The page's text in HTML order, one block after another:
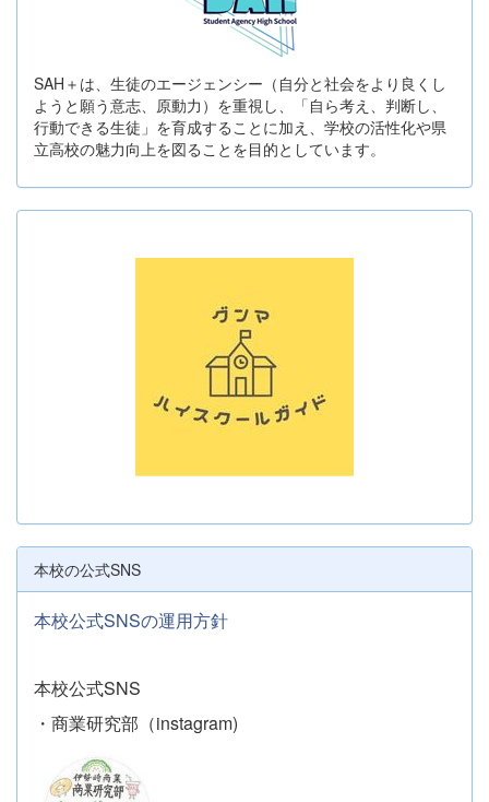
SAH＋は、生徒のエージェンシー（自分と社会をより良くし
ようと願う意志、原動力）を重視し、「自ら考え、判断し、
行動できる生徒」を育成することに加え、学校の活性化や県
立高校の魅力向上を図ることを目的としています。
本校の公式SNS
本校公式SNSの運用方針
本校公式SNS
・商業研究部（instagram)